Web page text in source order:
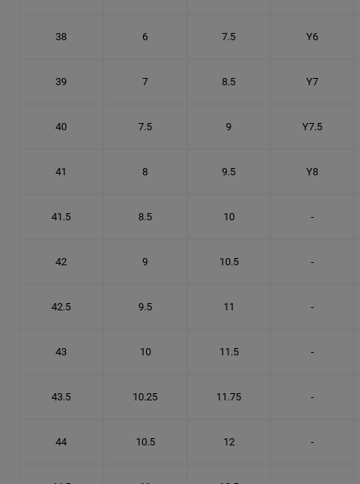
38 6 7.5 Y6
39 7 8.5 Y7
40 7.5 9 Y7.5
41 8 9.5 Y8
41.5 8.5 10 -
42 9 10.5 -
42.5 9.5 11 -
43 10 11.5 -
43.5 10.25 11.75 -
44 10.5 12 -